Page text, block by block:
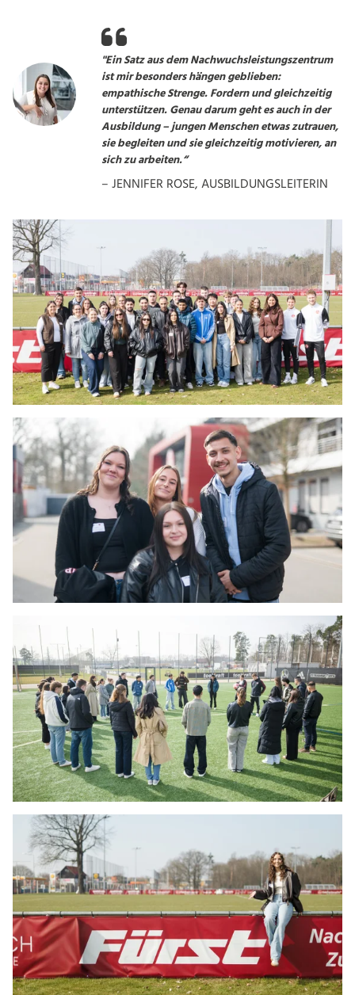
"Ein Satz aus dem Nachwuchsleistungszentrum
ist mir besonders hängen geblieben:
empathische Strenge. Fordern und gleichzeitig
unterstützen. Genau darum geht es auch in der
Ausbildung – jungen Menschen etwas zutrauen,
sie begleiten und sie gleichzeitig motivieren, an
sich zu arbeiten.“
– JENNIFER ROSE, AUSBILDUNGSLEITERIN